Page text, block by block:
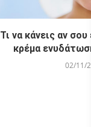
Τι να κάνεις αν
κρέμα
02/11/